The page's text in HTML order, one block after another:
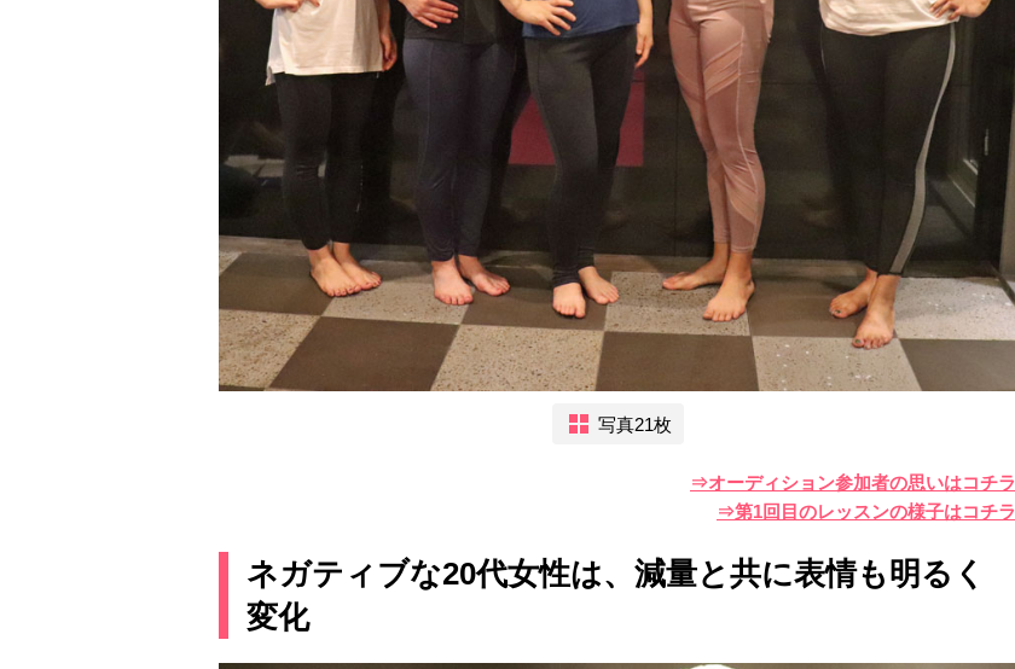
写真21枚
⇒オーディション参加者の思いはコチラ
⇒第1回目のレッスンの様子はコチラ
ネガティブな20代女性は、減量と共に表情も明るく
変化